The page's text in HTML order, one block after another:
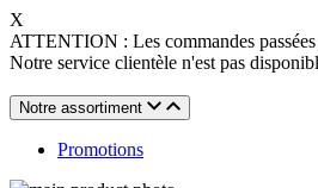
X
ATTENTION : Les commandes
Notre service clientèle n'est pas
Notre assortiment
Promotions